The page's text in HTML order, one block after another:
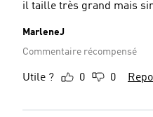
il taille très grand mais
MarleneJ
Commentaire récompensé
Utile ? 0 0